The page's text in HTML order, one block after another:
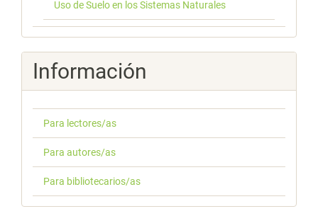
Uso de Suelo en los Sistemas Naturales
Información
Para lectores/as
Para autores/as
Para bibliotecarios/as